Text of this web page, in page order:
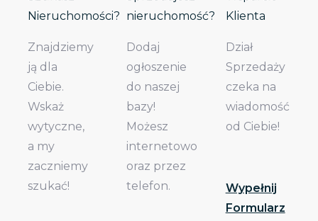
Nieruchomości?
Znajdziemy
ją dla
Ciebie.
Wskaż
wytyczne,
a my
zaczniemy
szukać!
nieruchomość?
Dodaj
ogłoszenie
do naszej
bazy!
Możesz
internetowo
oraz przez
telefon.
Klienta
Dział
Sprzedaży
czeka na
wiadomość
od Ciebie!
Wypełnij
Formularz